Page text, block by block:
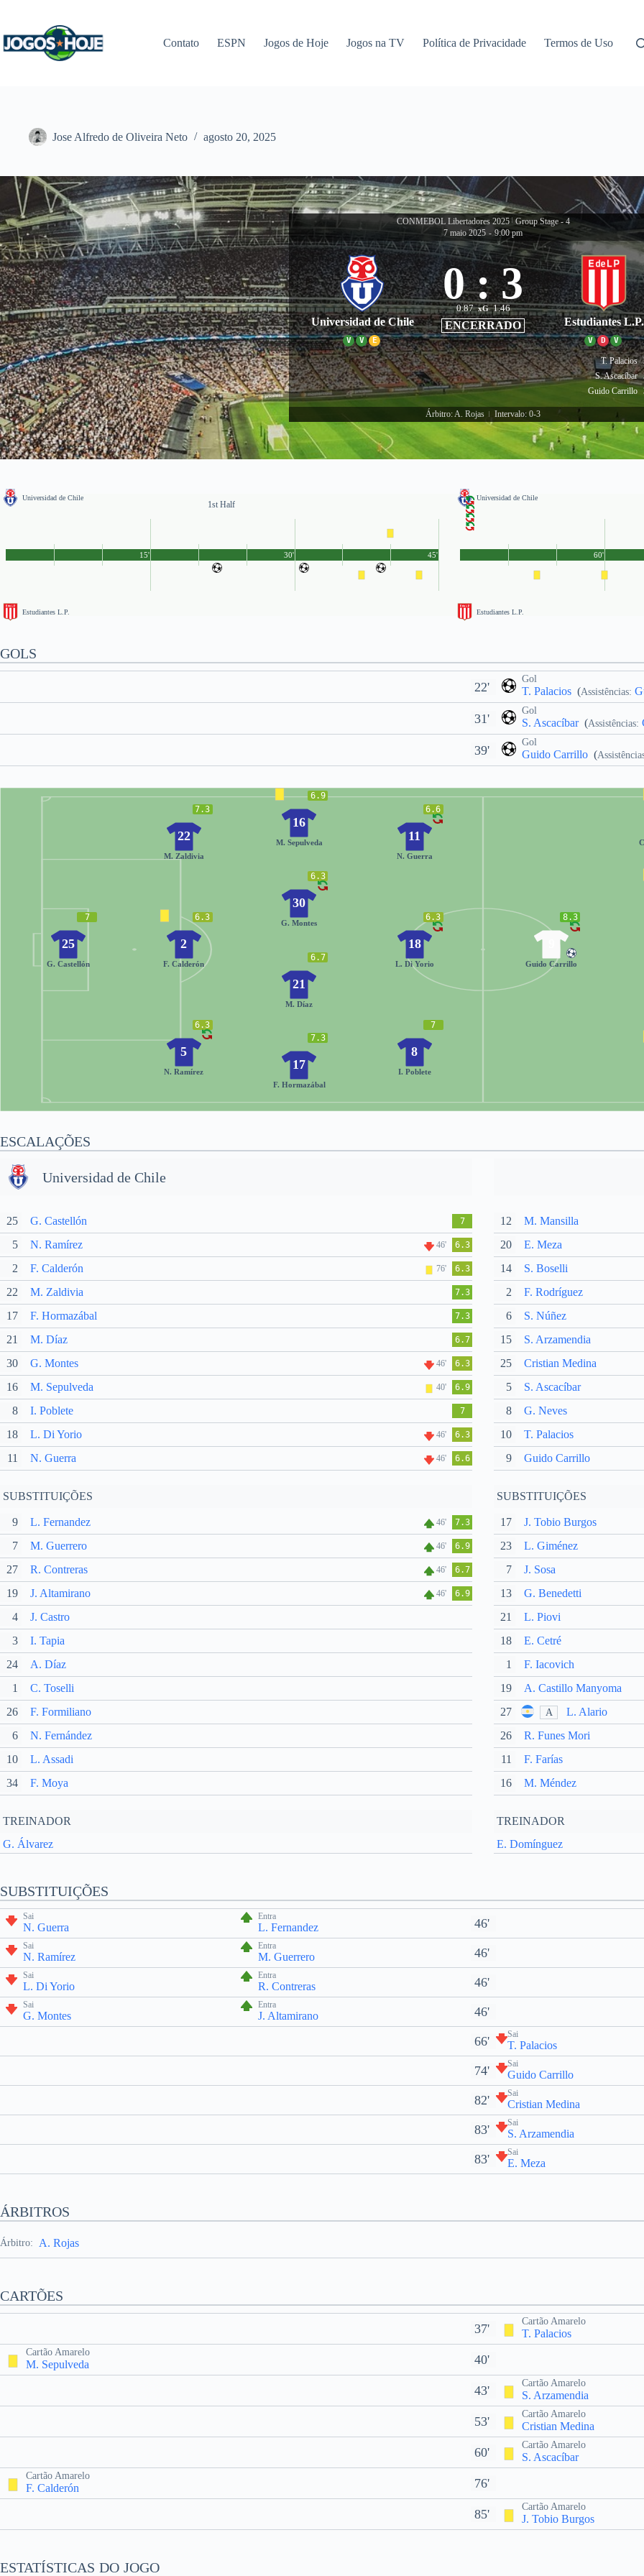
conteúdo
Contato ESPN Jogos de Hoje Jogos na TV Política de Privacidade Termos de Uso
Jose Alfredo de Oliveira Neto agosto 20, 2025
CONMEBOL Libertadores 2025 | Group Stage - 4
7 maio 2025 - 9:00 pm
Universidad de Chile
V V E
0 : 3
0.87 xG 1.46
ENCERRADO Estudiantes L.P.
V D V
T. Palacios
S. Ascacíbar
Guido Carrillo
Árbitro: A. Rojas Intervalo: 0-3
Universidad de Chile
1st Half
Estudiantes L.P.
45'
15' 30'
Universidad de Chile
Estudiantes L.P.
60'
GOLS
22'
Gol
T. Palacios (Assistências:
31'
Gol
S. Ascacíbar (Assistências:
39'
Gol
Guido Carrillo (
7
25
G. Castellón
7.3
22
M. Zaldivia
6.3
2
F. Calderón
6.3
5
N. Ramírez
6.9
16
M. Sepulveda
6.3
30
G. Montes
6.7
21
M. Díaz
7.3
17
F. Hormazábal
6.6
11
N. Guerra
6.3
18
L. Di Yorio
7
8
I. Poblete
8.3
Guido Carrillo
ESCALAÇÕES
Universidad de Chile
25 G. Castellón 7
5 N. Ramírez 46' 6.3
2 F. Calderón 76' 6.3
22 M. Zaldivia 7.3
17 F. Hormazábal 7.3
21 M. Díaz 6.7
30 G. Montes 46' 6.3
16 M. Sepulveda 40' 6.9
8 I. Poblete 7
18 L. Di Yorio 46' 6.3
11 N. Guerra 46' 6.6
SUBSTITUIÇÕES
9 L. Fernandez 46' 7.3
7 M. Guerrero 46' 6.9
27 R. Contreras 46' 6.7
19 J. Altamirano 46' 6.9
4
J. Castro
3
I. Tapia
24
A. Díaz
1
C. Toselli
26
F. Formiliano
6
N. Fernández
10
L. Assadi
34
F. Moya
TREINADOR
G. Álvarez
12 M. Mansilla
20 E. Meza
14 S. Boselli
2 F. Rodríguez
6 S. Núñez
15 S. Arzamendia
25 Cristian Medina
5 S. Ascacíbar
8 G. Neves
10 T. Palacios
9 Guido Carrillo
SUBSTITUIÇÕES
17 J. Tobio Burgos
23 L. Giménez
7 J. Sosa
13 G. Benedetti
21 L. Piovi
18
E. Cetré
1
F. Iacovich
19
A. Castillo Manyoma
27
A
L. Alario
26
R. Funes Mori
11
F. Farías
16
M. Méndez
TREINADOR
E. Domínguez
SUBSTITUIÇÕES
Sai
N. Guerra
Entra
L. Fernandez 46'
Sai
N. Ramírez
Entra
M. Guerrero 46'
Sai
L. Di Yorio
Entra
R. Contreras 46'
Sai
G. Montes
Entra
J. Altamirano 46'
66' Sai
T. Palacios
74' Sai
Guido Carrillo
82' Sai
Cristian Medina
83' Sai
S. Arzamendia
83' Sai
E. Meza
ÁRBITROS
Árbitro: A. Rojas
CARTÕES
37'
Cartão Amarelo
T. Palacios
Cartão Amarelo
M. Sepulveda 40'
43'
Cartão Amarelo
S. Arzamendia
53'
Cartão Amarelo
Cristian Medina
60'
Cartão Amarelo
S. Ascacíbar
Cartão Amarelo
F. Calderón 76'
85'
Cartão Amarelo
J. Tobio Burgos
ESTATÍSTICAS DO JOGO